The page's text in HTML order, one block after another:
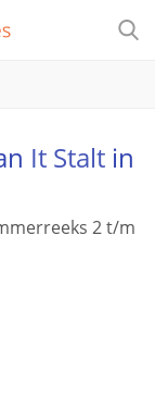
It Staltin
2 t/m